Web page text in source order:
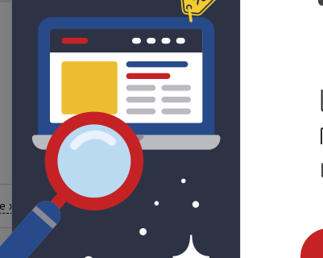
характеристики